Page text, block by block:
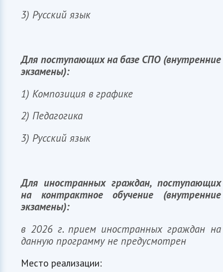
3) Русский язык
Для поступающих на базе СПО (внутренние
экзамены):
1) Композиция в графике
2) Педагогика
3) Русский язык
Для иностранных граждан, поступающих
на контрактное обучение (внутренние
экзамены):
в 2026 г. прием иностранных граждан на
данную программу не предусмотрен
Место реализации:
София